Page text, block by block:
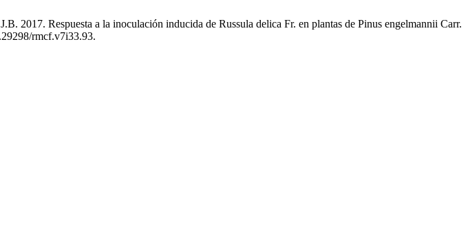
2017. Respuesta a la inoculación inducida de Russula delica Fr. en plantas de Pinus engelmannii Carr.
rmcf.v7i33.93.